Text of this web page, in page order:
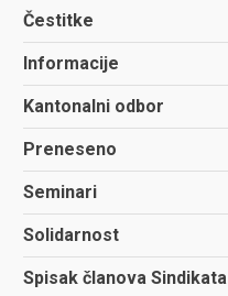
Čestitke
Informacije
Kantonalni odbor
Preneseno
Seminari
Solidarnost
Spisak članova Sindikata